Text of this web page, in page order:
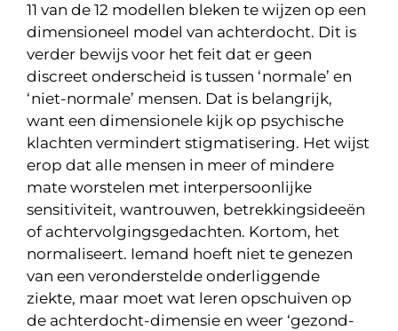
11 van de 12 modellen bleken te wijzen op een
dimensioneel model van achterdocht. Dit is
verder bewijs voor het feit dat er geen
discreet onderscheid is tussen ‘normale’ en
‘niet-normale’ mensen. Dat is belangrijk,
want een dimensionele kijk op psychische
klachten vermindert stigmatisering. Het wijst
erop dat alle mensen in meer of mindere
mate worstelen met interpersoonlijke
sensitiviteit, wantrouwen, betrekkingsideeën
of achtervolgingsgedachten. Kortom, het
normaliseert. Iemand hoeft niet te genezen
van een veronderstelde onderliggende
ziekte, maar moet wat leren opschuiven op
de achterdocht-dimensie en weer ‘gezond-